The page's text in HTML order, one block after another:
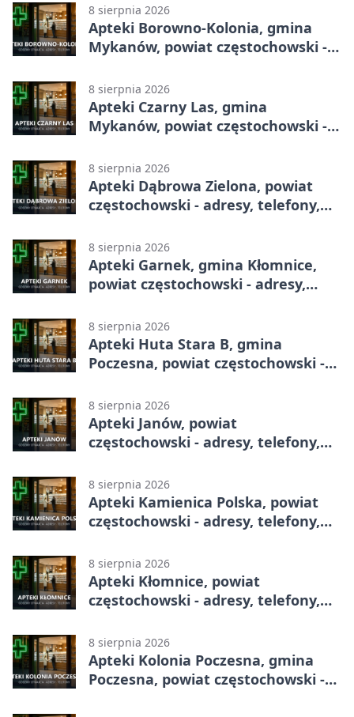
8 sierpnia 2026
Apteki Borowno-Kolonia, gmina
Mykanów, powiat częstochowski -
8 sierpnia 2026
Apteki Czarny Las, gmina
Mykanów, powiat częstochowski -
8 sierpnia 2026
Apteki Dąbrowa Zielona, powiat
częstochowski - adresy, telefony,
8 sierpnia 2026
Apteki Garnek, gmina Kłomnice,
powiat częstochowski - adresy,
8 sierpnia 2026
Apteki Huta Stara B, gmina
Poczesna, powiat częstochowski -
8 sierpnia 2026
Apteki Janów, powiat
częstochowski - adresy, telefony,
8 sierpnia 2026
Apteki Kamienica Polska, powiat
częstochowski - adresy, telefony,
8 sierpnia 2026
Apteki Kłomnice, powiat
częstochowski - adresy, telefony,
8 sierpnia 2026
Apteki Kolonia Poczesna, gmina
Poczesna, powiat częstochowski -